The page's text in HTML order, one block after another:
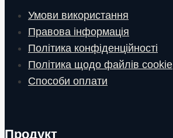
Умови використання
Правова інформація
Політика конфіденційності
Політика щодо файлів cookie
Способи оплати
Продукт